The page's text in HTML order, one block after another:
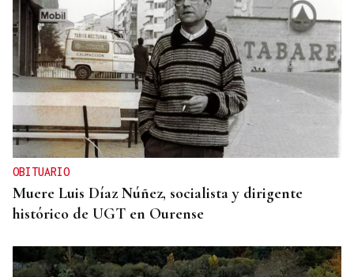
OBITUARIO
Muere Luis Díaz Núñez, socialista y dirigente
histórico de UGT en Ourense